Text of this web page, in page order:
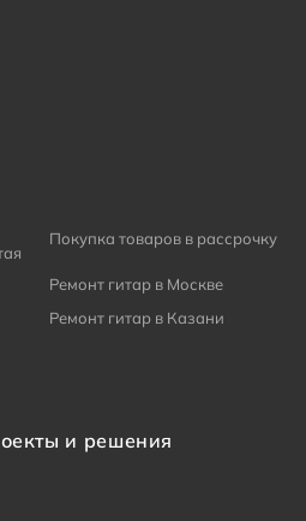
Покупка товаров в рассрочку
Ремонт гитар в Москве
Ремонт гитар в Казани
и решения